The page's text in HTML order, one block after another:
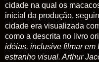
cidade na qual os
inicial da produção,
cidade era visualizada
como a descrita no livro
idéias, inclusive filmar em
estranho visual. Arthur